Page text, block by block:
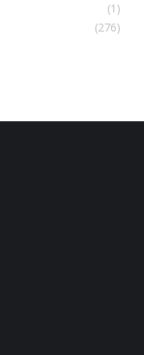
(1)
(276)